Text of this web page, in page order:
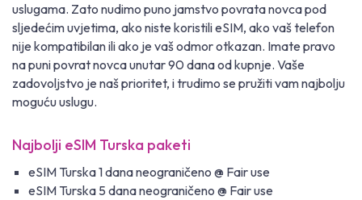
uslugama. Zato nudimo puno jamstvo povrata novca pod
sljedećim uvjetima, ako niste koristili eSIM, ako vaš telefon
nije kompatibilan ili ako je vaš odmor otkazan. Imate pravo
na puni povrat novca unutar 90 dana od kupnje. Vaše
zadovoljstvo je naš prioritet, i trudimo se pružiti vam najbolju
moguću uslugu.
Najbolji eSIM Turska paketi
eSIM Turska 1 dana neograničeno @ Fair use
eSIM Turska 5 dana neograničeno @ Fair use